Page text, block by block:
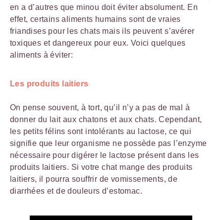
en a d’autres que minou doit éviter absolument. En
effet, certains aliments humains sont de vraies
friandises pour les chats mais ils peuvent s’avérer
toxiques et dangereux pour eux. Voici quelques
aliments à éviter:
Les produits laitiers
On pense souvent, à tort, qu’il n’y a pas de mal à
donner du lait aux chatons et aux chats. Cependant,
les petits félins sont intolérants au lactose, ce qui
signifie que leur organisme ne possède pas l’enzyme
nécessaire pour digérer le lactose présent dans les
produits laitiers. Si votre chat mange des produits
laitiers, il pourra souffrir de vomissements, de
diarrhées et de douleurs d’estomac.